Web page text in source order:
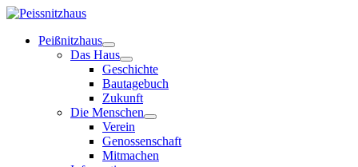
Peißnitzhaus
Das Haus
Geschichte
Bautagebuch
Zukunft
Die Menschen
Verein
Genossenschaft
Mitmachen